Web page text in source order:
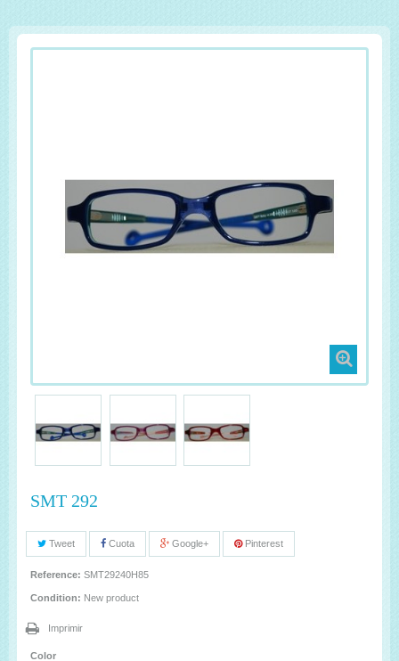
SMT 292
Tweet Cuota Google+ Pinterest
Reference: SMT29240H85
Condition: New product
Imprimir
Color